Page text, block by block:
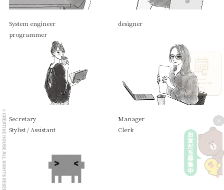
System engineer
programmer
designer
Secretary
Stylist / Assistant
Manager
Clerk
×